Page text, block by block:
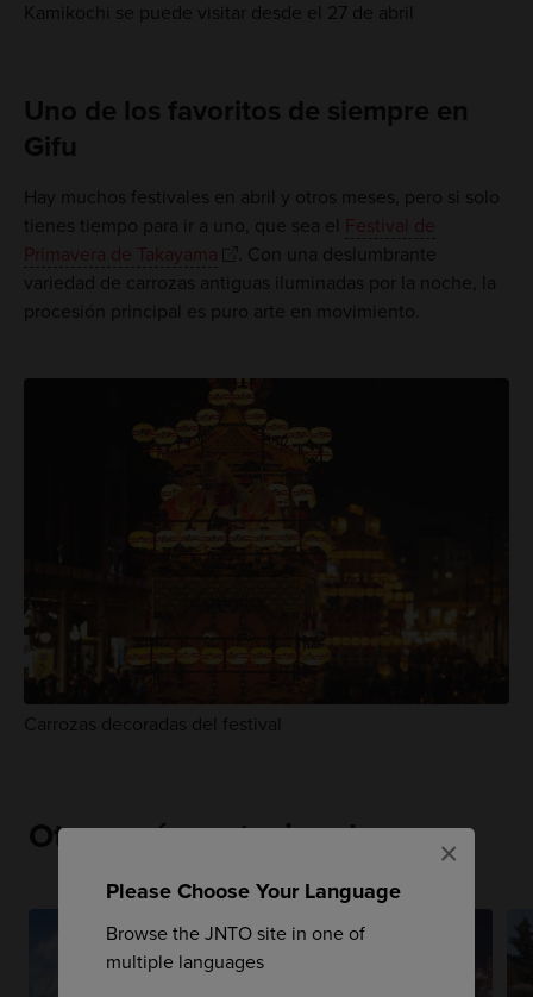
Please Choose Your Language
Browse the JNTO site in one of
multiple languages
×
Kamikochi se puede visitar desde el 27 de abril
Uno de los favoritos de siempre en
Gifu
Hay muchos festivales en abril y otros meses, pero si solo
tienes tiempo para ir a uno, que sea el Festival de
Primavera de Takayama
. Con una deslumbrante
variedad de carrozas antiguas iluminadas por la noche, la
procesión principal es puro arte en movimiento.
Carrozas decoradas del festival
Otras guías estacionales